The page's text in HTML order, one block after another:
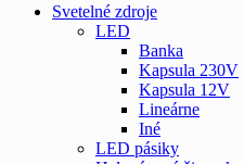
Svetelné zdroje
LED
Banka
Kapsula 230V
Kapsula 12V
Lineárne
Iné
LED pásiky